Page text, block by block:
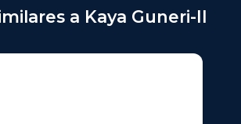
a Kaya Guneri-II